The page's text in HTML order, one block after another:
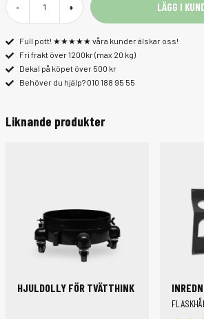
- + LÄGG I
Full pott! ★★★★★ våra kunder älskar oss!
Fri frakt över 1200kr (max 20 kg)
Dekal på köpet över 500 kr
Behöver du hjälp? 010 188 95 55
Liknande produkter
HJULDOLLY FÖR TVÄTTHINK